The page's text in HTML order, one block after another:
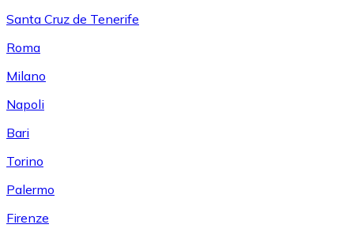
Santa Cruz de Tenerife
Roma
Milano
Napoli
Bari
Torino
Palermo
Firenze